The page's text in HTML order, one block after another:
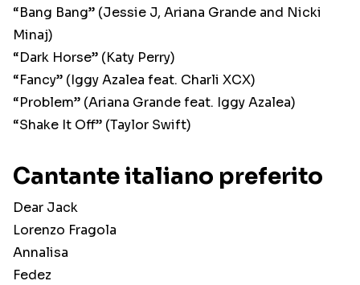
“Bang Bang” (Jessie J, Ariana Grande and Nicki
Minaj)
“Dark Horse” (Katy Perry)
“Fancy” (Iggy Azalea feat. Charli XCX)
“Problem” (Ariana Grande feat. Iggy Azalea)
“Shake It Off” (Taylor Swift)
Cantante italiano preferito
Dear Jack
Lorenzo Fragola
Annalisa
Fedez